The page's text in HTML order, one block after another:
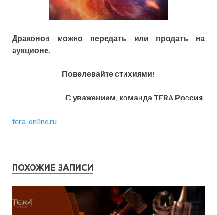
Драконов можно передать или продать на
аукционе.
Повелевайте стихиями!
С уважением, команда TERA Россия.
tera-online.ru
ПОХОЖИЕ ЗАПИСИ